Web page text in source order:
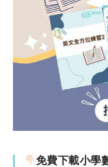
免費下載小學